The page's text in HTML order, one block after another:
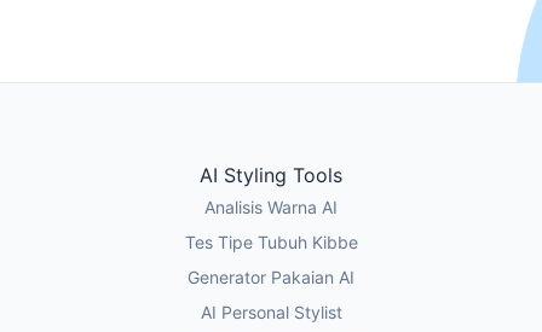
AI Styling Tools
Analisis Warna AI
Tes Tipe Tubuh Kibbe
Generator Pakaian AI
AI Personal Stylist